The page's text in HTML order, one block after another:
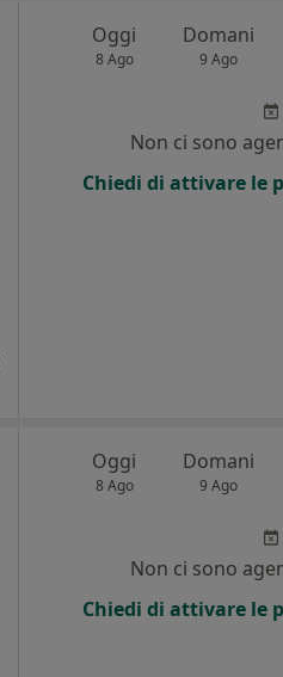
Oggi
8 Ago
Domani
9 Ago
Non ci sono
Chiedi di attivare le
Oggi
8 Ago
Domani
9 Ago
Non ci sono
Chiedi di attivare le